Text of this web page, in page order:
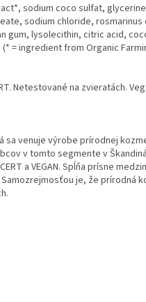
sodium coco sulfat,
sodium chloride, rosmarinus
gum, lysolecithin, citric acid,
= ingredient from Organic
Netestované na zvieratách.
venuje výrobe prírodnej
v tomto segmente v
a VEGAN. Spĺňa prísne
je, že prírodná